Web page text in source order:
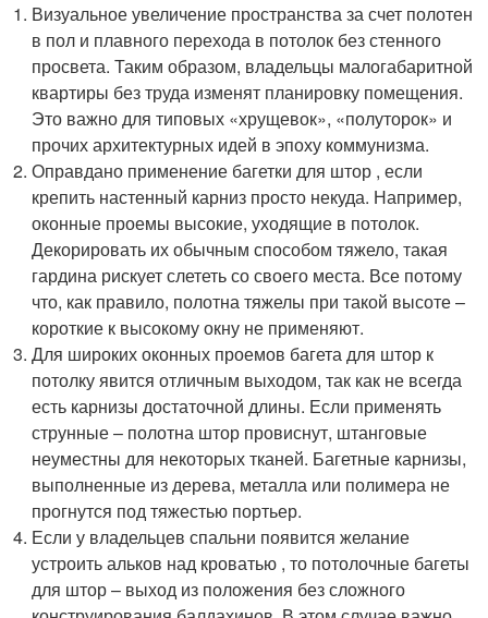
Визуальное увеличение пространства за счет полотен
в пол и плавного перехода в потолок без стенного
просвета. Таким образом, владельцы малогабаритной
квартиры без труда изменят планировку помещения.
Это важно для типовых «хрущевок», «полуторок» и
прочих архитектурных идей в эпоху коммунизма.
Оправдано применение багетки для штор , если
крепить настенный карниз просто некуда. Например,
оконные проемы высокие, уходящие в потолок.
Декорировать их обычным способом тяжело, такая
гардина рискует слететь со своего места. Все потому
что, как правило, полотна тяжелы при такой высоте –
короткие к высокому окну не применяют.
Для широких оконных проемов багета для штор к
потолку явится отличным выходом, так как не всегда
есть карнизы достаточной длины. Если применять
струнные – полотна штор провиснут, штанговые
неуместны для некоторых тканей. Багетные карнизы,
выполненные из дерева, металла или полимера не
прогнутся под тяжестью портьер.
Если у владельцев спальни появится желание
устроить альков над кроватью , то потолочные багеты
для штор – выход из положения без сложного